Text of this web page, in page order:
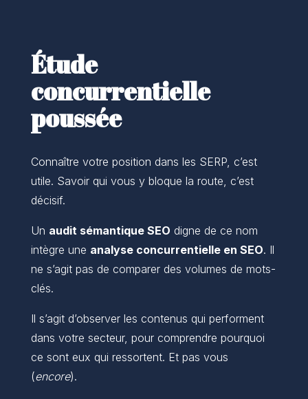
Étude
concurrentielle
poussée
Connaître votre position dans les SERP, c’est
utile. Savoir qui vous y bloque la route, c’est
décisif.
Un audit sémantique SEO digne de ce nom
intègre une analyse concurrentielle en SEO. Il
ne s’agit pas de comparer des volumes de mots-
clés.
Il s’agit d’observer les contenus qui performent
dans votre secteur, pour comprendre pourquoi
ce sont eux qui ressortent. Et pas vous
(encore).